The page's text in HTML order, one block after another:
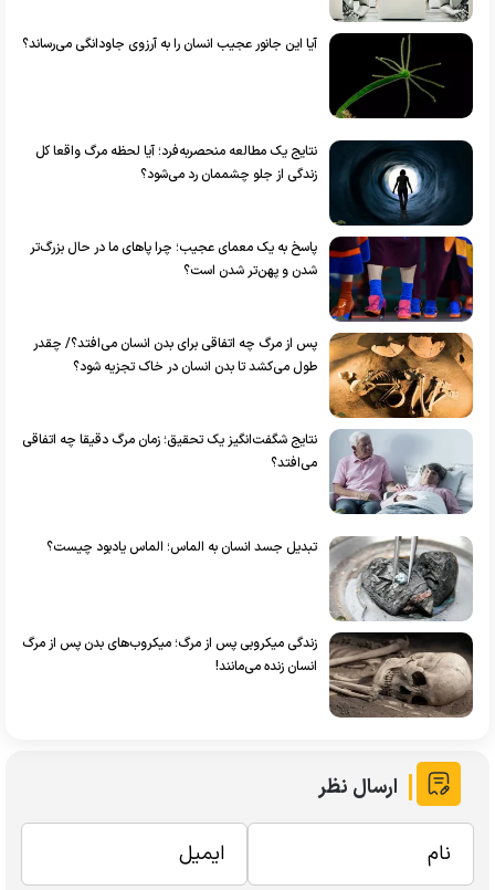
آیا این جانور عجیب انسان را به آرزوی جاودانگی می‌رساند؟
نتایج یک مطالعه منحصربه‌فرد؛ آیا لحظه مرگ واقعا کل
زندگی از جلو چشممان رد می‌شود؟
پاسخ به یک معمای عجیب؛ چرا پا‌های ما در حال بزرگ‌تر
شدن و پهن‌تر شدن است؟
پس از مرگ چه اتفاقی برای بدن انسان می‌افتد؟/ چقدر
طول می‌کشد تا بدن انسان در خاک تجزیه شود؟
نتایج شگفت‌انگیز یک تحقیق؛ زمان مرگ دقیقا چه اتفاقی
می‌افتد؟
تبدیل جسد انسان به الماس؛ الماس یادبود چیست؟
زندگی میکروبی پس از مرگ؛ میکروب‌های بدن پس از مرگ
انسان زنده می‌مانند!
ارسال نظر